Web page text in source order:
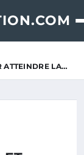
ATTEINDRE LA…